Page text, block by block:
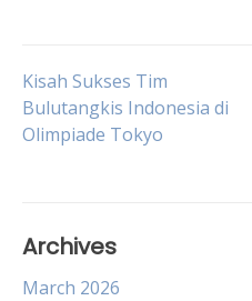
Post
navigation
Kisah Sukses Tim
Bulutangkis Indonesia di
Olimpiade Tokyo
Archives
March 2026